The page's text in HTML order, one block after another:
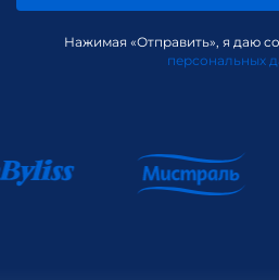
Нажимая «Отправить», я даю
персональных